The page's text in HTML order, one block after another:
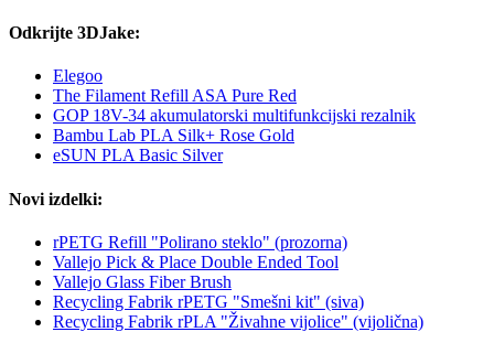
Odkrijte 3DJake:
Elegoo
The Filament Refill ASA Pure Red
GOP 18V-34 akumulatorski multifunkcijski rezalnik
Bambu Lab PLA Silk+ Rose Gold
eSUN PLA Basic Silver
Novi izdelki:
rPETG Refill "Polirano steklo" (prozorna)
Vallejo Pick & Place Double Ended Tool
Vallejo Glass Fiber Brush
Recycling Fabrik rPETG "Smešni kit" (siva)
Recycling Fabrik rPLA "Živahne vijolice" (vijolična)